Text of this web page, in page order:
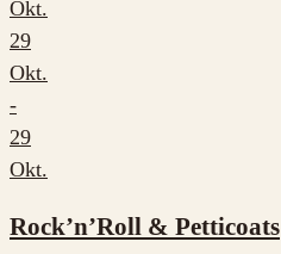
Okt.
29
Okt.
-
29
Okt.
Rock’n’Roll & Petticoats